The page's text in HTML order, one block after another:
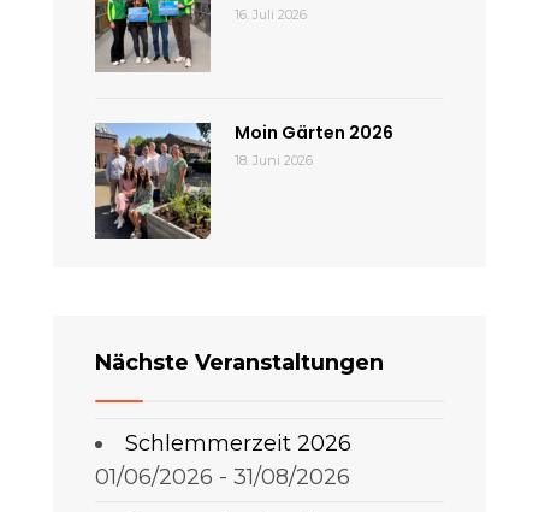
16. Juli 2026
Moin Gärten 2026
18. Juni 2026
Nächste Veranstaltungen
Schlemmerzeit 2026
01/06/2026 - 31/08/2026